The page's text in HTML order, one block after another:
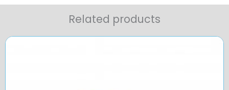
Related products